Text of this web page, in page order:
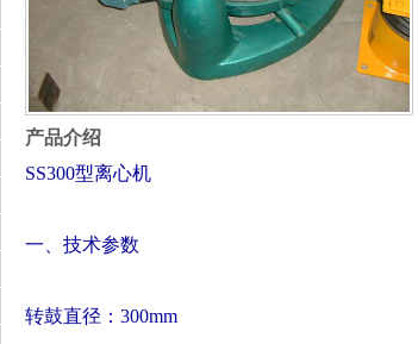
产品介绍
SS300型离心机
一、技术参数
转鼓直径：300mm